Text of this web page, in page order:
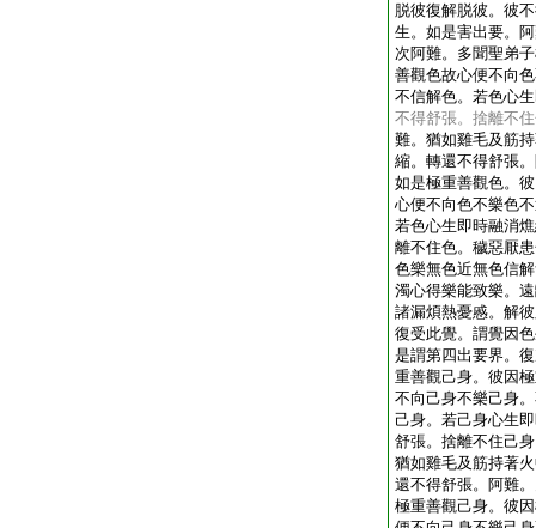
脱彼復解脱彼。彼
生。如是害出要。
次阿難。多聞聖弟
善觀色故心便不向
不信解色。若色心
不得舒張。捨離不
難。猶如雞毛及筋
縮。轉還不得舒張
如是極重善觀色。
心便不向色不樂色
若色心生即時融消
離不住色。穢惡厭
色樂無色近無色信
濁心得樂能致樂。
諸漏煩熱憂慼。解
復受此覺。謂覺因
是謂第四出要界。
重善觀己身。彼因
不向己身不樂己身
己身。若己身心生
舒張。捨離不住己
猶如雞毛及筋持著
還不得舒張。阿難
極重善觀己身。彼